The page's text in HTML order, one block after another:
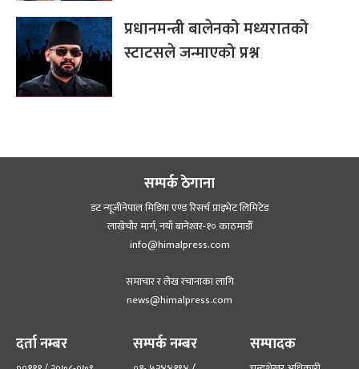
प्रधानमन्त्री बालेनको मध्यरातको
स्टाटसले जन्माएको प्रश्न
सम्पर्क ठेगाना
डट न्यूजीनेपाल मिडिया एण्ड रिसर्च प्राइभेट लिमिटेड
लाखेचौर मार्ग, नयाँ बानेश्‍वर-१० काठमाडौँ
info@himalpress.com
समाचार र लेख रचानाका लागि
news@himalpress.com
दर्ता नम्बर सम्पर्क नम्बर सम्पादक